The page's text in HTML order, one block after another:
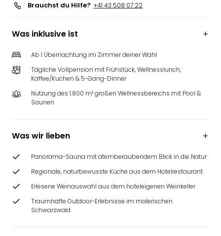
Brauchst du Hilfe? +41 43 508 07 22
Was inklusive ist
Ab 1 Übernachtung im Zimmer deiner Wahl
Tägliche Vollpension mit Frühstück, Wellnesslunch,
Kaffee/Kuchen & 5-Gang-Dinner
Nutzung des 1.800 m² großen Wellnessbereichs mit Pool &
Saunen
Was wir lieben
Panorama-Sauna mit atemberaubendem Blick in die Natur
Regionale, naturbewusste Küche aus dem Hotelrestaurant
Erlesene Weinauswahl aus dem hoteleigenen Weinkeller
Traumhafte Outdoor-Erlebnisse im malerischen
Schwarzwald